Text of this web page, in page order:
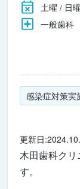
土曜 / 日
一般歯科
感染症対策実
更新日
木田歯科ク
す。